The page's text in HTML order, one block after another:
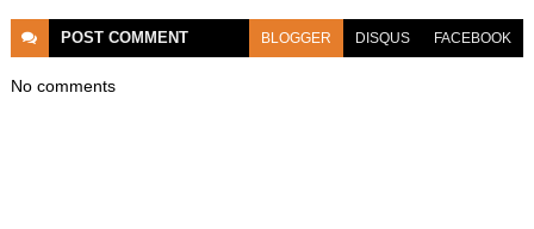
POST COMMENT BLOGGER DISQUS FACEBOOK
No comments